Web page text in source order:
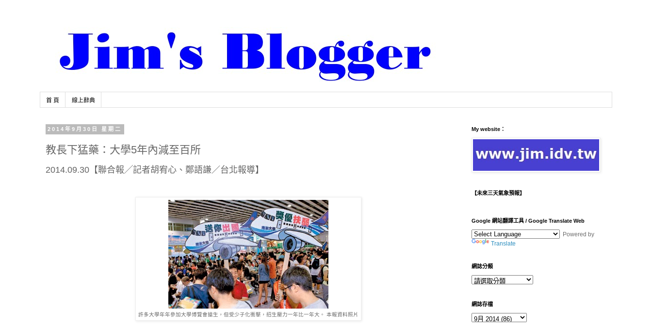
首 頁 線上辭典
2014年9月30日 星期二
教長下猛藥：大學5年內減至百所
2014.09.30【聯合報╱記者胡宥心、鄭語謙／台北報導】
許多大學年年參加大學博覽會搶生，但受少子化衝擊，招生壓力一年比一年大。 本報資料照片
My website：
【未來三天氣象預報】
Google 網站翻譯工具 / Google Translate Web
Powered by
Translate
網誌分類
網誌存檔